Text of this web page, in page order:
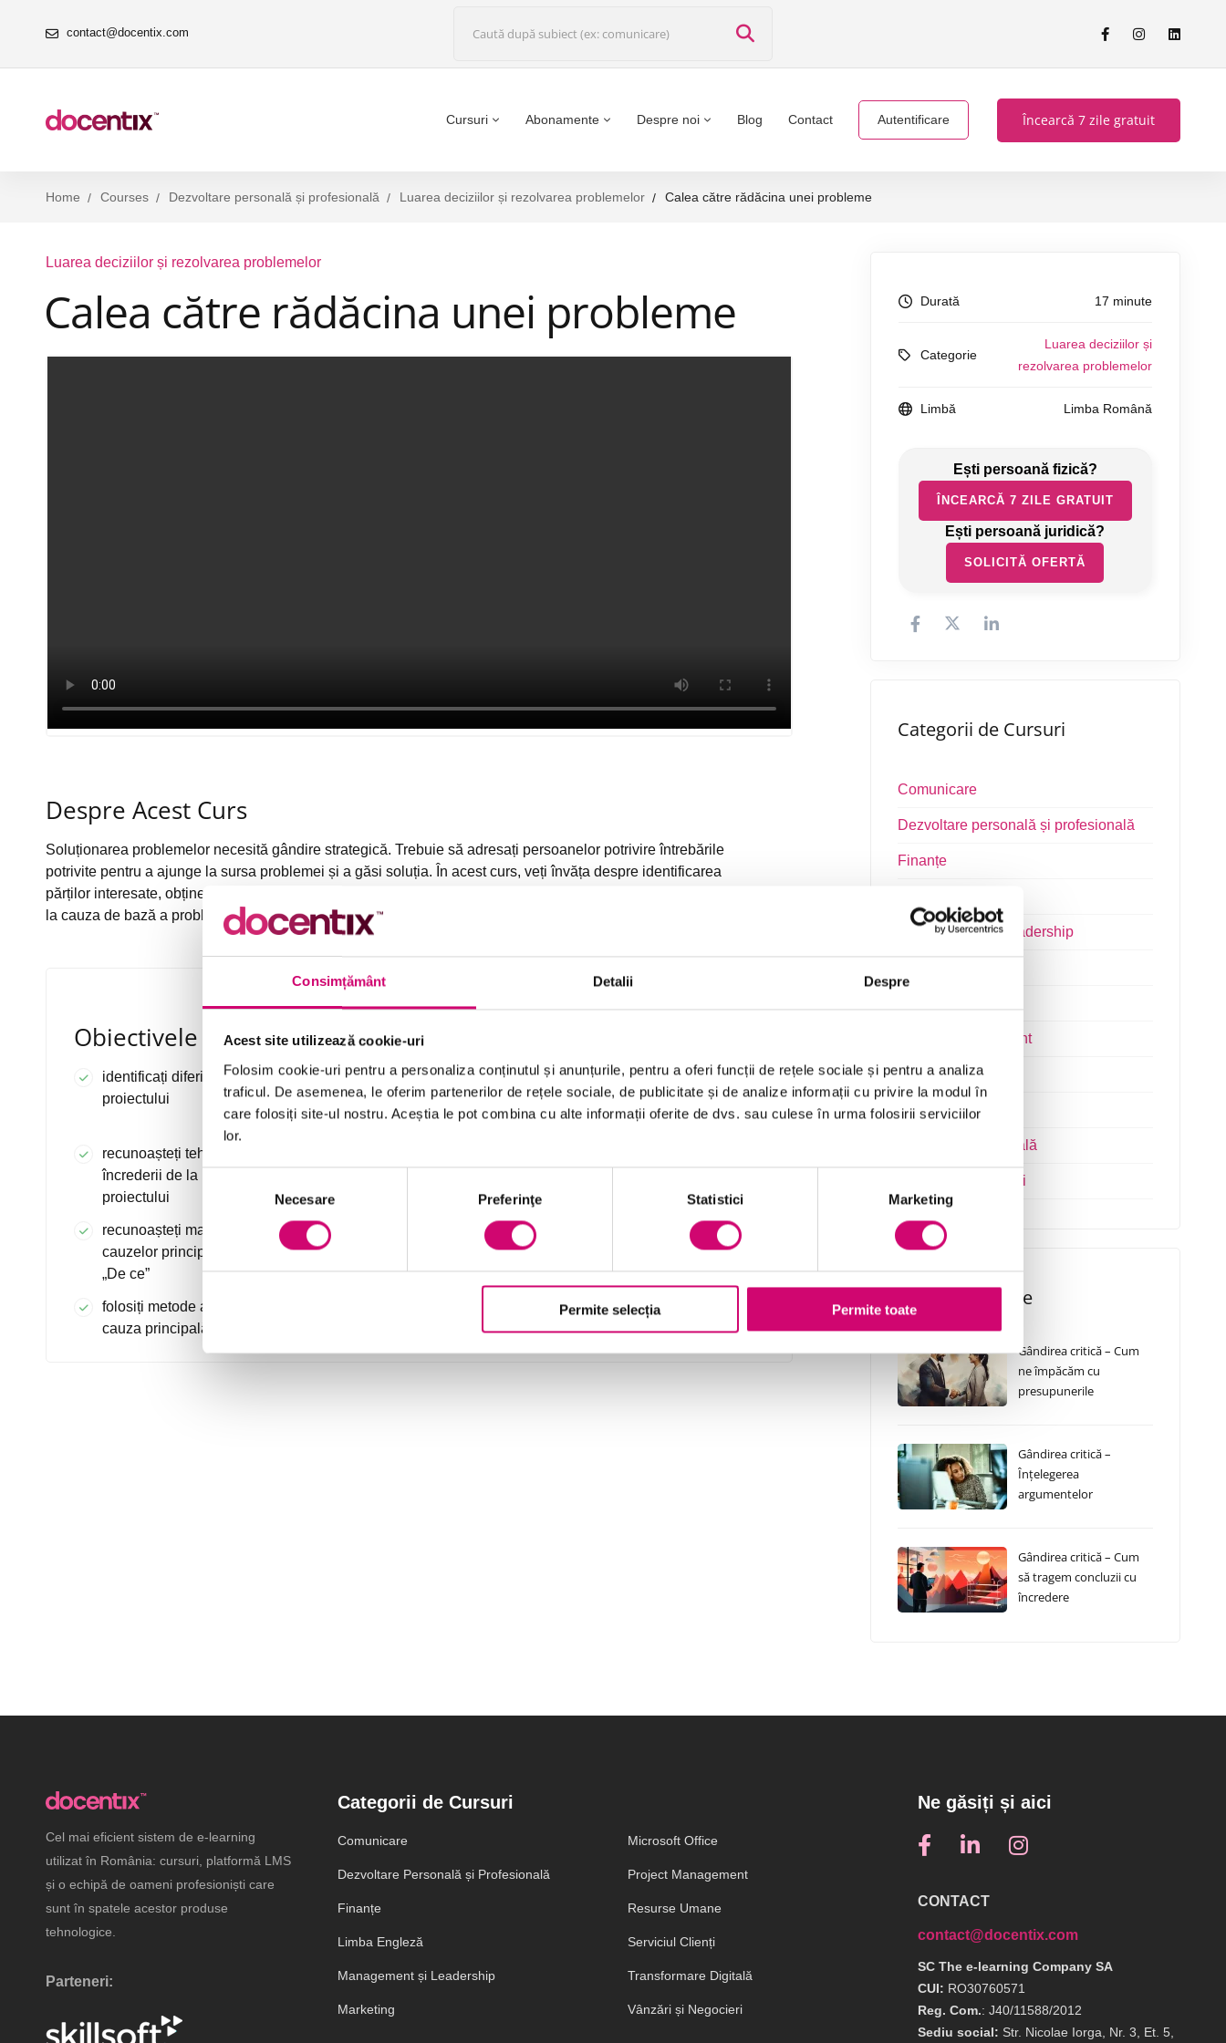
Consimțământ Detalii Despre
Acest site utilizează cookie-uri
Folosim cookie-uri pentru a personaliza conținutul și anunțurile, pentru a oferi funcții de rețele sociale și pentru a analiza
traficul. De asemenea, le oferim partenerilor de rețele sociale, de publicitate și de analize informații cu privire la modul în
care folosiți site-ul nostru. Aceștia le pot combina cu alte informații oferite de dvs. sau culese în urma folosirii serviciilor
lor.
consimțământului
Necesare Preferinţe Statistici Marketing
Permite selecția Permite toate
contact@docentix.com
Cursuri Abonamente Despre noi Blog Contact Autentificare Încearcă 7 zile gratuit
Home Courses Dezvoltare personală și profesională Luarea deciziilor și rezolvarea problemelor Calea către rădăcina unei probleme
Luarea deciziilor și rezolvarea problemelor
Calea către rădăcina unei probleme
Despre Acest Curs
Soluționarea problemelor necesită gândire strategică. Trebuie să adresați persoanelor potrivire întrebările
potrivite pentru a ajunge la sursa problemei și a găsi soluția. În acest curs, veți învăța despre identificarea
părților interesate, obținerea opiniei și încrederii acestora și utilizarea tehnicilor de analiză pentru a ajunge
la cauza de bază a problemei.
Obiectivele Cursului
identificați diferite tipuri de părți interesate ale
proiectului
solicitați în mod efectiv contribuția părților
interesate cu privire la impactul unei probleme
adresând întrebări
recunoașteți tehnici pentru obținerea
încrederii de la părțile interesate ale
proiectului
recunoașteți maniera de investigare a
cauzelor principale folosind analiza celor 5
„De ce”
recapitulați etapele folosite într-o diagramă
„schelet de pește” pentru a investiga cauzele
principale ale unei probleme
folosiți metode adecvate pentru a ajunge la
cauza principală a unei probleme
Durată 17 minute
Categorie
Luarea deciziilor și
rezolvarea problemelor
Limbă Limba Română
ÎNCEARCĂ 7 ZILE GRATUIT
SOLICITĂ OFERTĂ
Categorii de Cursuri
Comunicare
Dezvoltare personală și profesională
Finanțe
Management și Leadership
Project Management
Resurse Umane
Serviciul clienți
Transformare Digitală
Vânzări și negocieri
Cursuri Similare
Gândirea critică – Cum
ne împăcăm cu
presupunerile
Gândirea critică –
Înțelegerea
argumentelor
Gândirea critică – Cum
să tragem concluzii cu
încredere
Cel mai eficient sistem de e-learning
utilizat în România: cursuri, platformă LMS
și o echipă de oameni profesioniști care
sunt în spatele acestor produse
tehnologice.
Parteneri:
Categorii de Cursuri
Comunicare
Dezvoltare Personală și Profesională
Finanțe
Limba Engleză
Management și Leadership
Marketing
Microsoft Office
Project Management
Resurse Umane
Serviciul Clienți
Transformare Digitală
Vânzări și Negocieri
Ne găsiți și aici
CONTACT
contact@docentix.com
SC The e-learning Company SA
CUI: RO30760571
Reg. Com.: J40/11588/2012
Sediu social: Str. Nicolae Iorga, Nr. 3, Et. 5,